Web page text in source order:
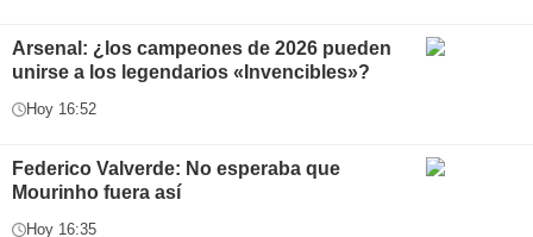
Arsenal: ¿los campeones de 2026 pueden
unirse a los legendarios «Invencibles»?
Hoy 16:52
Federico Valverde: No esperaba que
Mourinho fuera así
Hoy 16:35